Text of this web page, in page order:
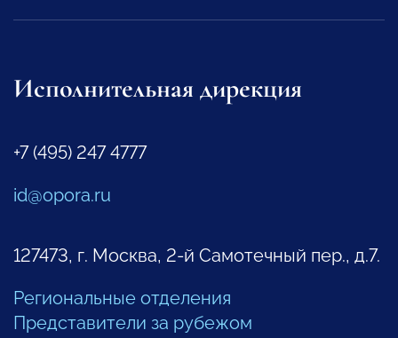
Исполнительная дирекция
+7 (495) 247 4777
id@opora.ru
127473, г. Москва, 2-й Самотечный пер., д.7.
Региональные отделения
Представители за рубежом